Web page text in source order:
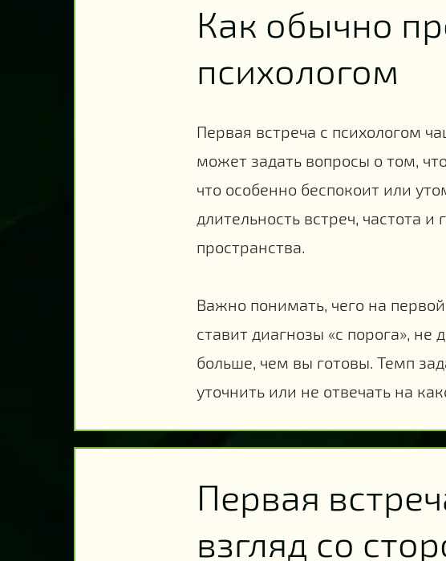
Как обычно
психологом
Первая встреча с психологом
может задать вопросы о том,
что особенно беспокоит или
длительность встреч, частота
пространства.
Важно понимать, чего на
ставит диагнозы «с порога», не
больше, чем вы готовы. Темп
уточнить или не отвечать на
Первая
взгляд со